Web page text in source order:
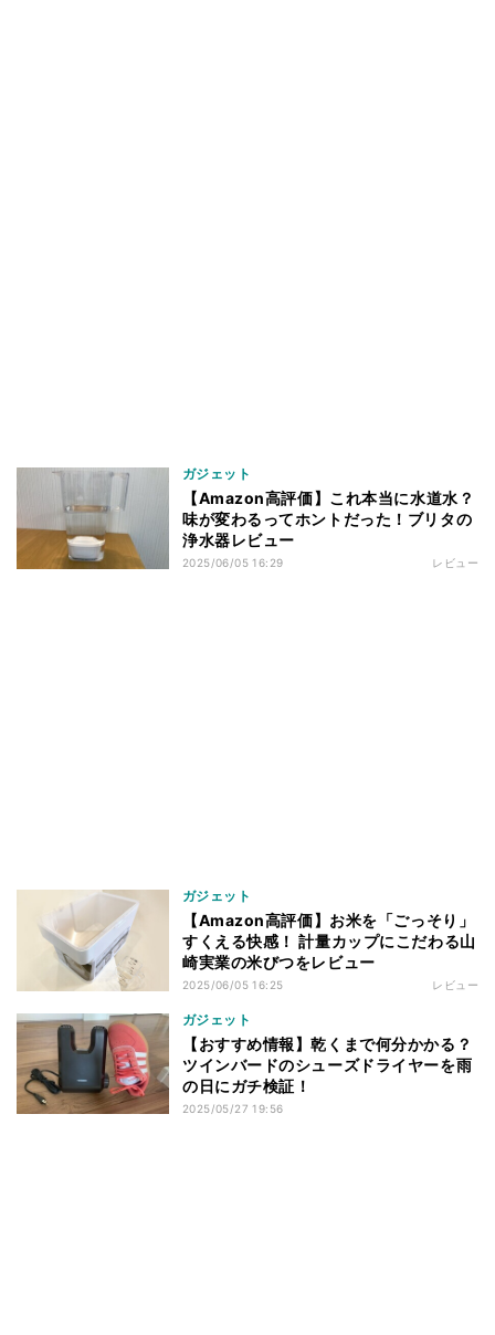
ガジェット
【Amazon高評価】これ本当に水道水？
味が変わるってホントだった！ブリタの
浄水器レビュー
2025/06/05 16:29 レビュー
ガジェット
【Amazon高評価】お米を「ごっそり」
すくえる快感！ 計量カップにこだわる山
崎実業の米びつをレビュー
2025/06/05 16:25 レビュー
ガジェット
【おすすめ情報】乾くまで何分かかる？
ツインバードのシューズドライヤーを雨
の日にガチ検証！
2025/05/27 19:56